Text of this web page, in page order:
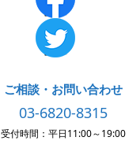
ご相談・お問い合わせ
03-6820-8315
受付時間：平日11:00～19:00